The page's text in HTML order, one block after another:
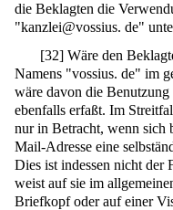
die Beklagten die
"kanzlei@vossius. de"
[32] Wäre den
Namens "vossius. de" im
wäre davon die
ebenfalls erfaßt. Im
nur in Betracht, wenn sich
Mail-Adresse eine
Dies ist indessen nicht der
weist auf sie im
Briefkopf oder auf einer